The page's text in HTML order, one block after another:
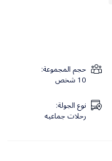
حجم المجموعة:
10 شخص
نوع الجولة:
رحلات جماعيه